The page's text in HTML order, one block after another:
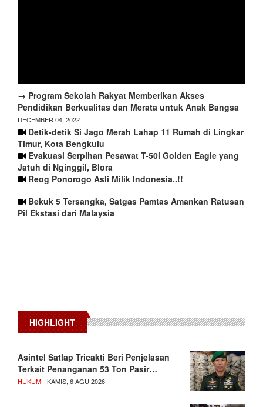
→ Program Sekolah Rakyat Memberikan Akses
Pendidikan Berkualitas dan Merata untuk Anak Bangsa
DECEMBER 04, 2022
Detik-detik Si Jago Merah Lahap 11 Rumah di Lingkar
Timur, Kota Bengkulu
Evakuasi Serpihan Pesawat T-50i Golden Eagle yang
Jatuh di Nginggil, Blora
Reog Ponorogo Asli Milik Indonesia..!!
Bekuk 5 Tersangka, Satgas Pamtas Amankan Ratusan
Pil Ekstasi dari Malaysia
HIGHLIGHT
Asintel Satlap Tricakti Beri Penjelasan
Terkait Penanganan 53 Ton Pasir…
HUKUM- KAMIS, 6 AGU 2026